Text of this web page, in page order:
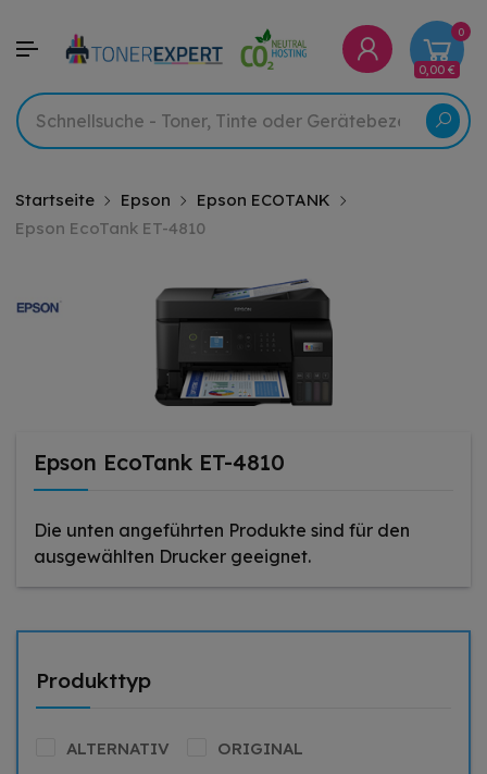
0
0,00 €
Startseite Epson
Epson ECOTANK
Epson EcoTank ET-4810
Epson EcoTank ET-4810
Die unten angeführten Produkte sind für den
ausgewählten Drucker geeignet.
Produkttyp
ALTERNATIV ORIGINAL